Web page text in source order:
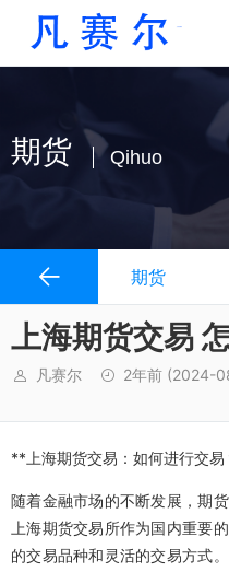
期货 Qihuo
期货
上海期货交易
凡赛尔 2年前 (2024-
**上海期货交易：如何进行交
随着金融市场的不断发展，期
上海期货交易所作为国内重要
的交易品种和灵活的交易方式